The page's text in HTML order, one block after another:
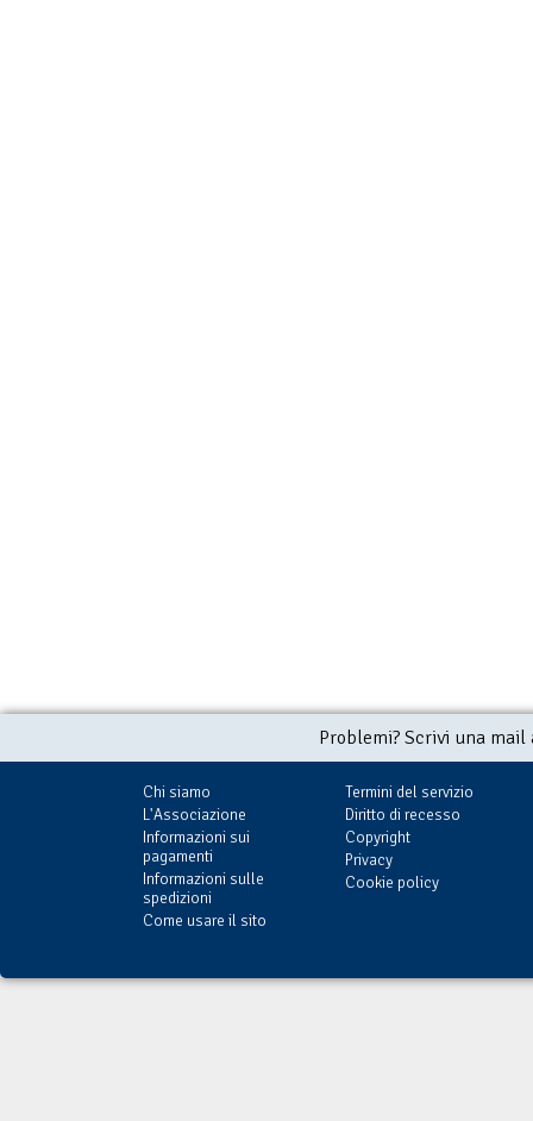
Problemi? Scrivi una
Chi siamo
L'Associazione
Informazioni sui
pagamenti
Informazioni sulle
spedizioni
Come usare il sito
Termini del servizio
Diritto di recesso
Copyright
Privacy
Cookie policy